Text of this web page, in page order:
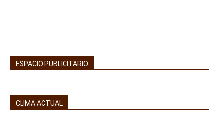
ESPACIO PUBLICITARIO
CLIMA ACTUAL